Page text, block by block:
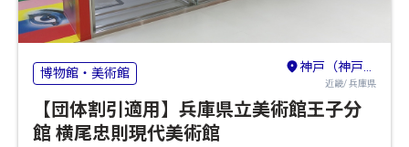
博物館・美術館 神戸（神戸・有馬温泉・六甲山）
近畿/ 兵庫県
【団体割引適用】兵庫県立美術館王子分
館 横尾忠則現代美術館